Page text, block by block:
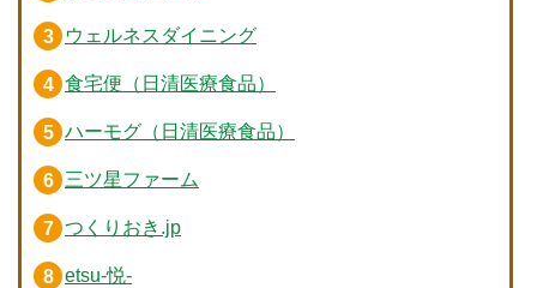
ウェルネスダイニング
食宅便（日清医療食品）
ハーモグ（日清医療食品）
三ツ星ファーム
つくりおき.jp
etsu-悦-